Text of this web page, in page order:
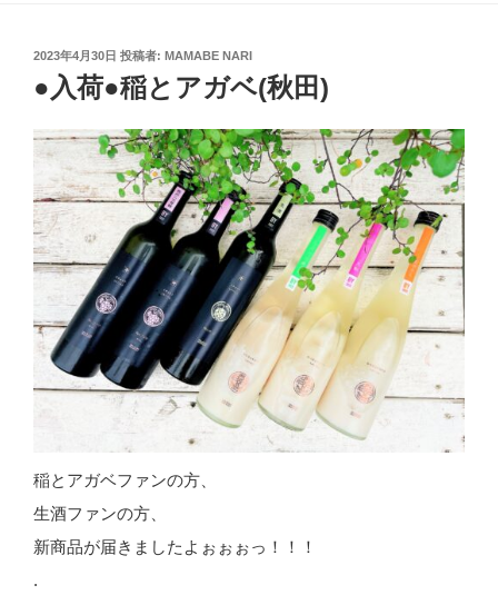
投
日:
2023年4月30日 投稿者: MAMABE NARI
●入荷●稲とアガベ(秋田)
稲とアガベファンの方、
生酒ファンの方、
新商品が届きましたよぉぉぉっ！！！
.